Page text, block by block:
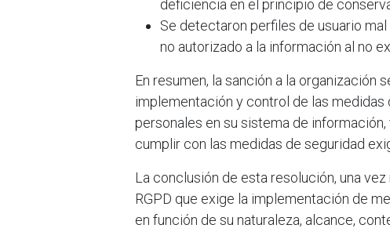
deficiencia en el principio de
Se detectaron perfiles de usuario
no autorizado a la información al no
En resumen, la sanción a la organización
implementación y control de las
personales en su sistema de
cumplir con las medidas de seguridad
La conclusión de esta resolución, una
RGPD que exige la implementación de
en función de su naturaleza, alcance,